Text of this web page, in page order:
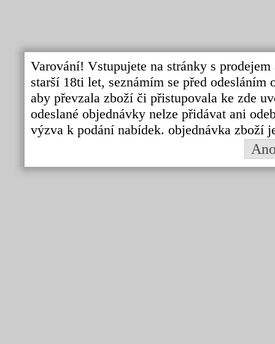
Varování! Vstupujete na stránky s
starší 18ti let, seznámím se před
aby převzala zboží či přistupovala ke zde
odeslané objednávky nelze přidávat ani
výzva k podání nabídek. objednávka zboží